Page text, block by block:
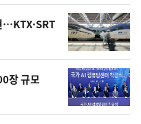
…KTX·SRT
장 규모